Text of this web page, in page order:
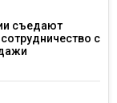
съедают
с